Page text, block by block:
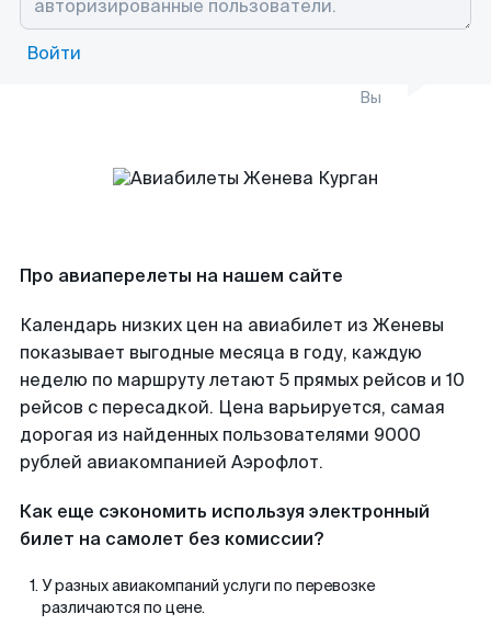
Войти
Вы
Про авиаперелеты на нашем сайте
Календарь низких цен на авиабилет из Женевы
показывает выгодные месяца в году, каждую
неделю по маршруту летают 5 прямых рейсов и 10
рейсов с пересадкой. Цена варьируется, самая
дорогая из найденных пользователями 9000
рублей авиакомпанией Аэрофлот.
Как еще сэкономить используя электронный
билет на самолет без комиссии?
У разных авиакомпаний услуги по перевозке
различаются по цене.